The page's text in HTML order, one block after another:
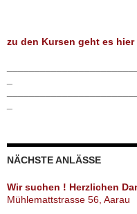
zu den Kursen geht es hier
NÄCHSTE ANLÄSSE
Wir suchen ! Herzlichen
Mühlemattstrasse 56, Aarau